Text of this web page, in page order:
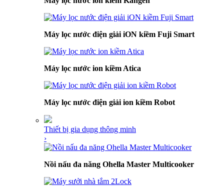
Máy lọc nước điện giải iON kiềm Fuji Smart
Máy lọc nước ion kiềm Atica
Máy lọc nước điện giải ion kiềm Robot
Thiết bị gia dụng thông minh
›
Nồi nấu đa năng Ohella Master Multicooker